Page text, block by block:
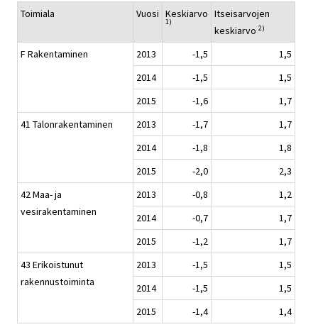
Toimiala Vuosi Keskiarvo
1)
Itseisarvojen
keskiarvo 2)
F Rakentaminen 2013 -1,5
1,5
2014
-1,5
1,5
2015
-1,6
1,7
41 Talonrakentaminen
2013 -1,7
1,7
2014
-1,8
1,8
2015
-2,0
2,3
42 Maa- ja
vesirakentaminen
2013 -0,8
1,2
2014
-0,7
1,7
2015
-1,2
1,7
43 Erikoistunut
rakennustoiminta
2013 -1,5
1,5
2014
-1,5
1,5
2015
-1,4 1,4